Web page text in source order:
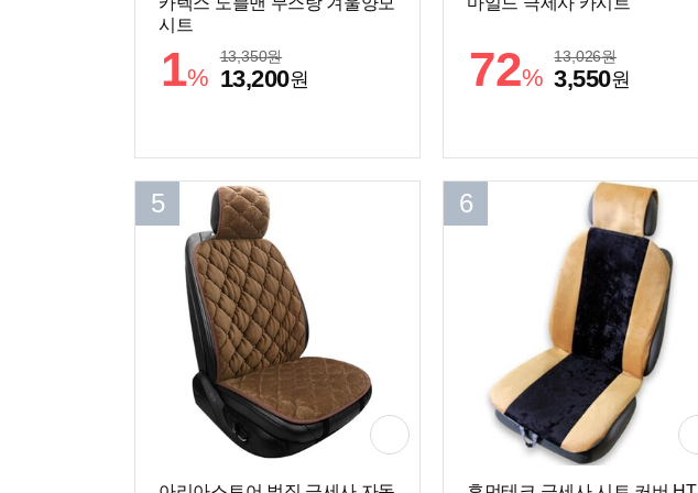
시트
1%
13,350원
13,200원 72%
13,026원
3,550원
5 6